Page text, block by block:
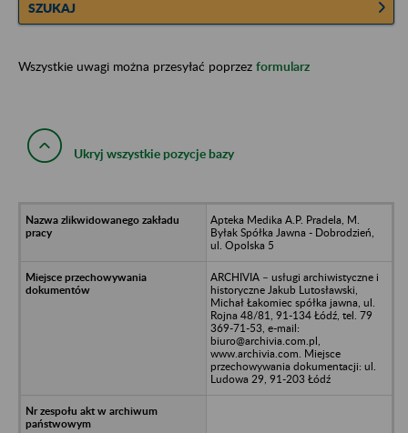
SZUKAJ
Wszystkie uwagi można przesyłać poprzez formularz
Ukryj wszystkie pozycje bazy
Apteka Medika A.P. Pradela, M.
Byłak Spółka Jawna - Dobrodzień,
ul. Opolska 5
ARCHIVIA – usługi archiwistyczne i
historyczne Jakub Lutosławski,
Michał Łakomiec spółka jawna, ul.
Rojna 48/81, 91-134 Łódź, tel. 79
369-71-53, e-mail:
biuro@archivia.com.pl,
www.archivia.com. Miejsce
przechowywania dokumentacji: ul.
Ludowa 29, 91-203 Łódź